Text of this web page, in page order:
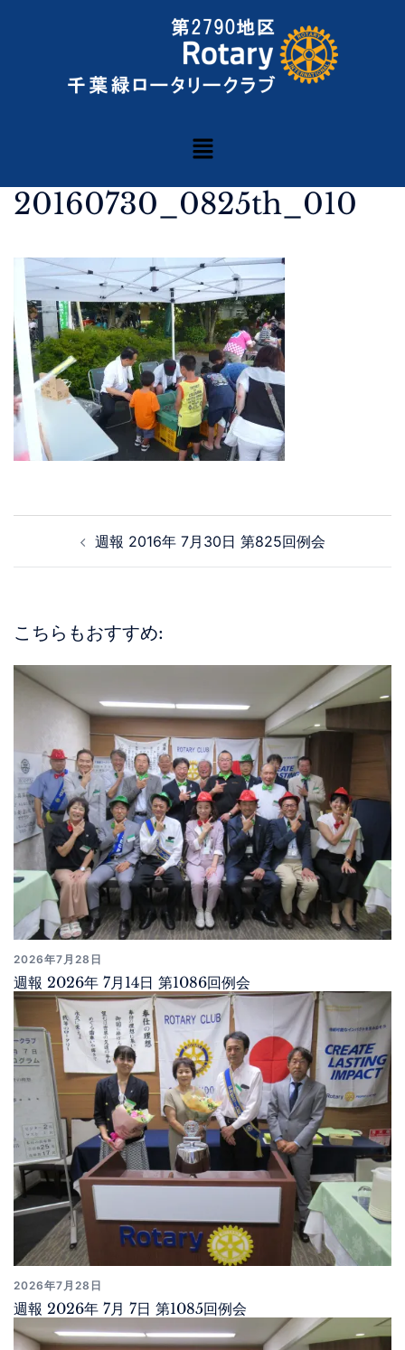
20160730_0825th_010
週報 2016年 7月30日 第825回例会
こちらもおすすめ:
2026年7月28日
週報 2026年 7月14日 第1086回例会
2026年7月28日
週報 2026年 7月 7日 第1085回例会